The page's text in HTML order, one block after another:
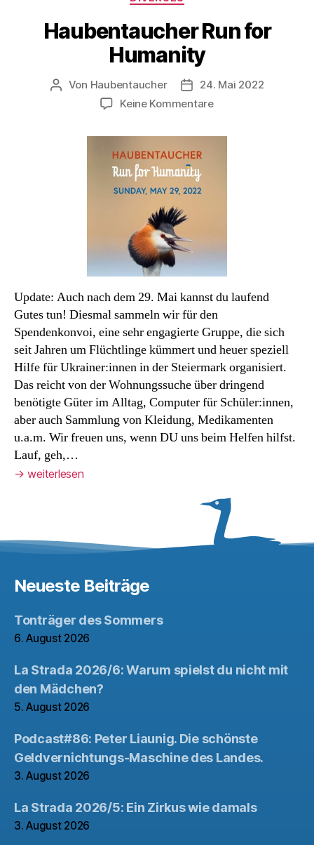
Haubentaucher Run for
Humanity
Beitragsautor
Von Haubentaucher Veröffentlichungsdatum
24. Mai 2022
Keine Kommentarezu
Run
Update: Auch nach dem 29. Mai kannst du laufend
Gutes tun! Diesmal sammeln wir für den
Spendenkonvoi, eine sehr engagierte Gruppe, die sich
seit Jahren um Flüchtlinge kümmert und heuer speziell
Hilfe für Ukrainer:innen in der Steiermark organisiert.
Das reicht von der Wohnungssuche über dringend
benötigte Güter im Alltag, Computer für Schüler:innen,
aber auch Sammlung von Kleidung, Medikamenten
u.a.m. Wir freuen uns, wenn DU uns beim Helfen hilfst.
Lauf, geh,…
→ weiterlesen
Neueste Beiträge
Tonträger des Sommers
6. August 2026
La Strada 2026/6: Warum spielst du nicht mit
den Mädchen?
5. August 2026
Podcast#86: Peter Liaunig. Die schönste
Geldvernichtungs-Maschine des Landes.
3. August 2026
La Strada 2026/5: Ein Zirkus wie damals
3. August 2026